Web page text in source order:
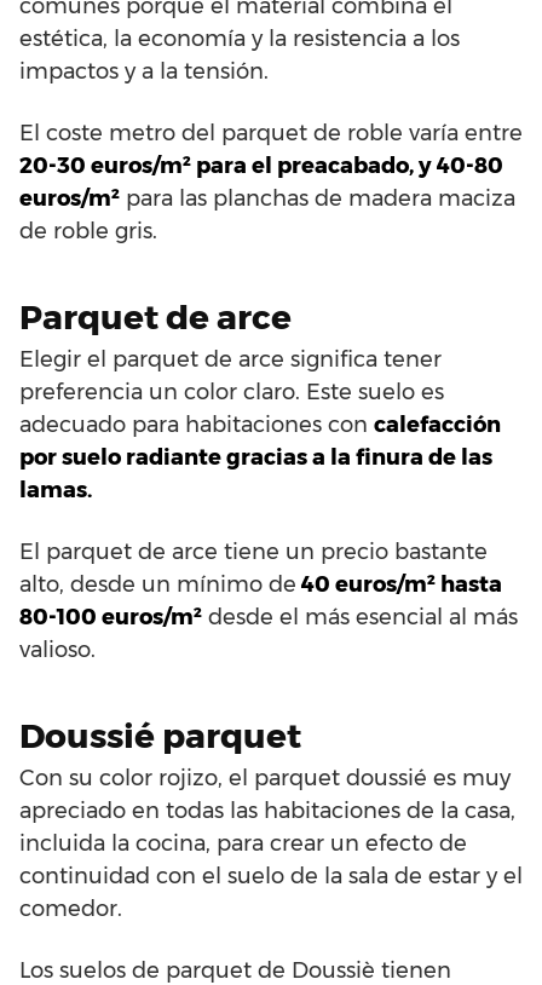
comunes porque el material combina el
estética, la economía y la resistencia a los
impactos y a la tensión.
El coste metro del parquet de roble varía entre
20-30 euros/m² para el preacabado, y 40-80
euros/m² para las planchas de madera maciza
de roble gris.
Parquet de arce
Elegir el parquet de arce significa tener
preferencia un color claro. Este suelo es
adecuado para habitaciones con calefacción
por suelo radiante gracias a la finura de las
lamas.
El parquet de arce tiene un precio bastante
alto, desde un mínimo de 40 euros/m² hasta
80-100 euros/m² desde el más esencial al más
valioso.
Doussié parquet
Con su color rojizo, el parquet doussié es muy
apreciado en todas las habitaciones de la casa,
incluida la cocina, para crear un efecto de
continuidad con el suelo de la sala de estar y el
comedor.
Los suelos de parquet de Doussiè tienen